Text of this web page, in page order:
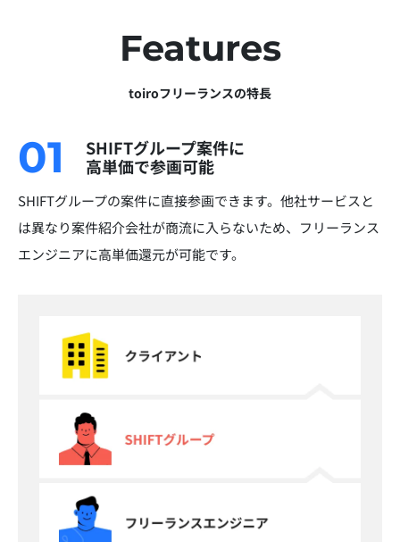
Features
toiroフリーランスの特長
01
SHIFTグループ案件に
高単価で参画可能
SHIFTグループの案件に直接参画できます。他社サービスと
は異なり案件紹介会社が商流に入らないため、フリーランス
エンジニアに高単価還元が可能です。​​